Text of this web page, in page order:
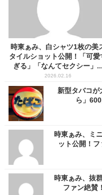
時東ぁみ、白シャツ1枚の美
タイルショット公開！「可愛
ぎる」「なんてセクシー」...
2026.02.16
新型タバコが
ら」
時東ぁみ、ミ
ット公開！
時東ぁみ、抜
ファン絶賛